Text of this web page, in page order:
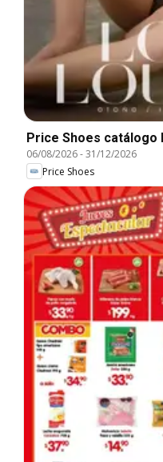
Price Shoes catálogo
06/08/2026-31/12/2026
Price Shoes